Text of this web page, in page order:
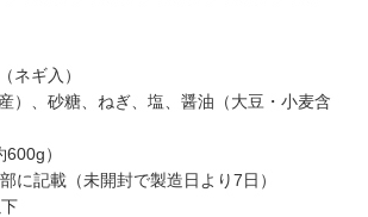
ネギ入）
）、砂糖、ねぎ、塩、醤油（大豆・小麦含
）
に記載（未開封で製造日より7日）